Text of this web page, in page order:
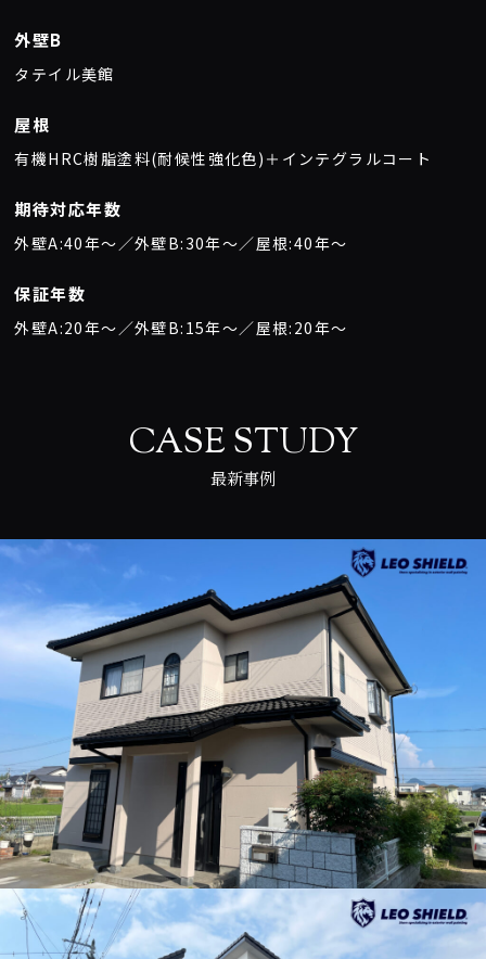
外壁B
タテイル美館
屋根
有機HRC樹脂塗料(耐候性強化色)＋インテグラルコート
期待対応年数
外壁A:40年〜／外壁B:30年〜／屋根:40年〜
保証年数
外壁A:20年〜／外壁B:15年〜／屋根:20年〜
CASE STUDY
最新事例